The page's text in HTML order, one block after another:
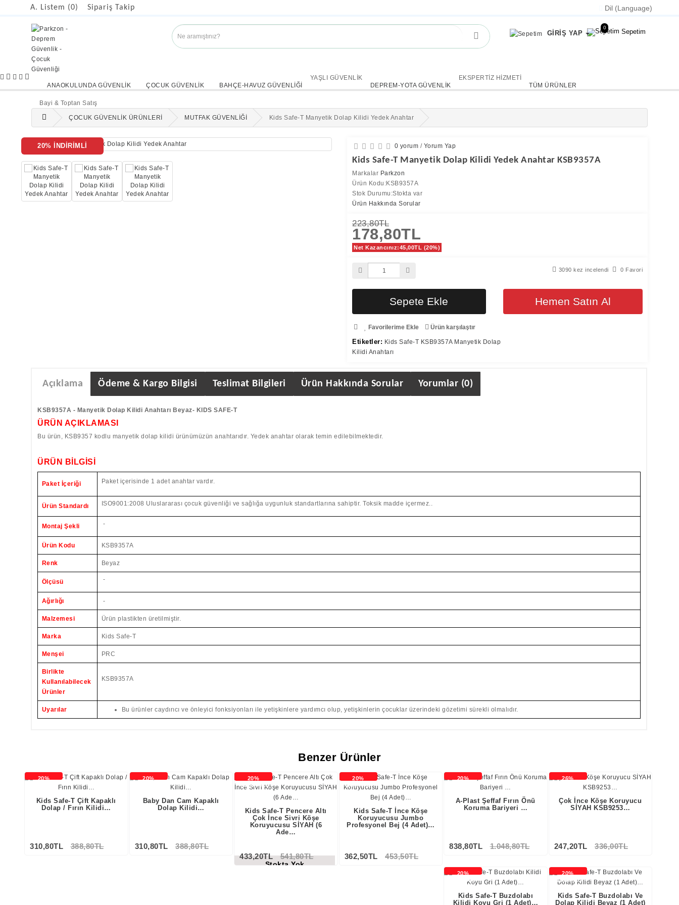
Dil (Language)
A. Listem (0) Sipariş Takip
0
Sepetim
GİRİŞ YAP
ANAOKULUNDA GÜVENLİK ÇOCUK GÜVENLİK BAHÇE-HAVUZ GÜVENLİĞİ
YAŞLI GÜVENLİK
DEPREM-YOTA GÜVENLİK
EKSPERTİZ HİZMETİ
TÜM ÜRÜNLER
Bayi & Toptan Satış
ÇOCUK GÜVENLİK ÜRÜNLERİ MUTFAK GÜVENLİĞİ Kids Safe-T Manyetik Dolap Kilidi Yedek Anahtar
20% İNDİRİMLİ 0 yorum / Yorum Yap
Kids Safe-T Manyetik Dolap Kilidi Yedek Anahtar KSB9357A
Markalar Parkzon
Ürün Kodu:KSB9357A
Stok Durumu:Stokta var
Ürün Hakkında Sorular
223,80TL
178,80TL
Net Kazancınız:45,00TL (20%)
3090 kez incelendi 0 Favori
Sepete Ekle Hemen Satın Al
Favorilerime Ekle Ürün karşılaştır
Etiketler: Kids Safe-T KSB9357A Manyetik Dolap
Kilidi Anahtarı
Açıklama Ödeme & Kargo Bilgisi Teslimat Bilgileri Ürün Hakkında Sorular Yorumlar (0)
KSB9357A - Manyetik Dolap Kilidi Anahtarı Beyaz- KIDS SAFE-T
ÜRÜN AÇIKLAMASI
Bu ürün, KSB9357 kodlu manyetik dolap kilidi ürünümüzün anahtarıdır. Yedek anahtar olarak temin edilebilmektedir.
ÜRÜN BİLGİSİ
Paket İçeriği Paket içerisinde 1 adet anahtar vardır.
Ürün Standardı ISO9001:2008 Uluslararası çocuk güvenliği ve sağlığa uygunluk standartlarına sahiptir. Toksik madde içermez..
Montaj Şekli -
Ürün Kodu KSB9357A
Renk Beyaz
Ölçüsü -
Ağırlığı -
Malzemesi Ürün plastikten üretilmiştir.
Marka Kids Safe-T
Menşei PRC
Birlikte
Kullanılabilecek
Ürünler
KSB9357A
Uyarılar Bu ürünler caydırıcı ve önleyici fonksiyonları ile yetişkinlere yardımcı olup, yetişkinlerin çocuklar üzerindeki gözetimi sürekli olmalıdır.
Benzer Ürünler
20%
Kids Safe-T Çift Kapaklı
Dolap / Fırın Kilidi…
310,80TL 388,80TL
20%
Baby Dan Cam Kapaklı
Dolap Kilidi…
310,80TL 388,80TL
20%
İNDİRİMLİ
Stokta Yok
Kids Safe-T Pencere Altı
Çok İnce Sivri Köşe
Koruyucusu SİYAH (6
Ade…
433,20TL 541,80TL
20%
İNDİRİMLİ
Kids Safe-T İnce Köşe
Koruyucusu Jumbo
Profesyonel Bej (4 Adet)…
362,50TL 453,50TL
20%
A-Plast Şeffaf Fırın Önü
Koruma Bariyeri …
838,80TL 1.048,80TL
26%
Çok İnce Köşe Koruyucu
SİYAH KSB9253…
247,20TL 336,00TL
20%
İNDİRİMLİ
Kids Safe-T Buzdolabı
Kilidi Koyu Gri (1 Adet)…
20%
İNDİRİMLİ
Kids Safe-T Buzdolabı Ve
Dolap Kilidi Beyaz (1 Adet)